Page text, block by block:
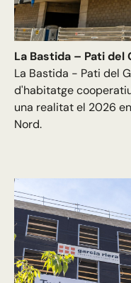
La Bastida – Pati del
La Bastida - Pati del
d'habitatge
una realitat el 2026
Nord.